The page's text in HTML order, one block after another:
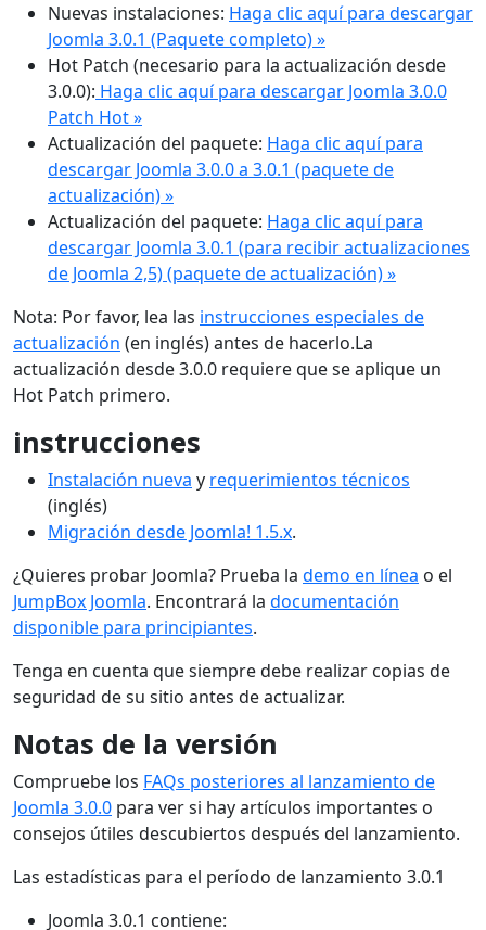
Nuevas instalaciones: Haga clic aquí para descargar
Joomla 3.0.1 (Paquete completo) »
Hot Patch (necesario para la actualización desde
3.0.0): Haga clic aquí para descargar Joomla 3.0.0
Patch Hot »
Actualización del paquete: Haga clic aquí para
descargar Joomla 3.0.0 a 3.0.1 (paquete de
actualización) »
Actualización del paquete: Haga clic aquí para
descargar Joomla 3.0.1 (para recibir actualizaciones
de Joomla 2,5) (paquete de actualización) »
Nota: Por favor, lea las instrucciones especiales de
actualización (en inglés) antes de hacerlo.La
actualización desde 3.0.0 requiere que se aplique un
Hot Patch primero.
instrucciones
Instalación nueva y requerimientos técnicos
(inglés)
Migración desde Joomla! 1.5.x.
¿Quieres probar Joomla? Prueba la demo en línea o el
JumpBox Joomla. Encontrará la documentación
disponible para principiantes.
Tenga en cuenta que siempre debe realizar copias de
seguridad de su sitio antes de actualizar.
Notas de la versión
Compruebe los FAQs posteriores al lanzamiento de
Joomla 3.0.0 para ver si hay artículos importantes o
consejos útiles descubiertos después del lanzamiento.
Las estadísticas para el período de lanzamiento 3.0.1
Joomla 3.0.1 contiene: